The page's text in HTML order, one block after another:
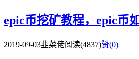
epic币挖矿教程，epic币
2019-09-03韭菜佬阅读(4837)赞(0)